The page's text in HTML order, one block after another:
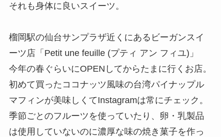
それも身体に良いスイーツ。
榴岡駅の仙台サンプラザ近くにあるビーガンスイ
ーツ店「Petit une feuille (プティ アン フィユ)」
今年の春ぐらいにOPENしてからたまに行くお店。
初めて買ったココナッツ風味の台湾パイナップル
マフィンが美味しくてInstagramは常にチェック。
季節ごとのフルーツを使っていたり、卵・乳製品
は使用していないのに濃厚な味の焼き菓子を作っ